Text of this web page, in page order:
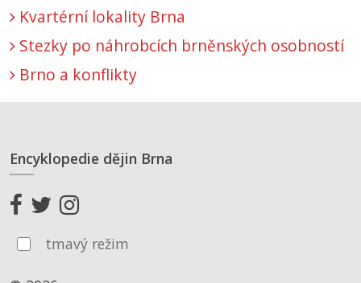
Kvartérní lokality Brna
Stezky po náhrobcích brněnských osobností
Brno a konflikty
Encyklopedie dějin Brna
tmavý režim